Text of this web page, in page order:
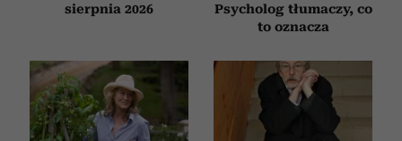
sierpnia 2026
Psycholog tłumaczy, co
to oznacza